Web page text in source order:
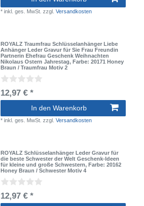
*inkl. ges. MwSt. zzgl.Versandkosten
ROYALZ Traumfrau Schlüsselanhänger Liebe
Anhänger Leder Gravur für Sie Frau Freundin
Partnerin Ehefrau Geschenk Weihnachten
Nikolaus Ostern Jahrestag, Farbe: 20171 Honey
Braun / Traumfrau Motiv 2
12,97 € *
In den Warenkorb
*inkl. ges. MwSt. zzgl.Versandkosten
ROYALZ Schlüsselanhänger Leder Gravur für
die beste Schwester der Welt Geschenk-Ideen
für kleine und große Schwestern, Farbe: 20162
Honey Braun / Schwester Motiv 4
12,97 € *